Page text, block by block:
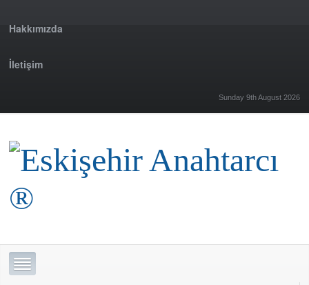
Hakkımızda
İletişim
Sunday 9th August 2026